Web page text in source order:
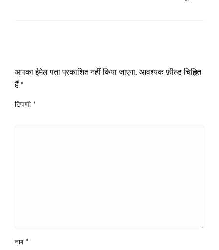
आपका ईमेल पता प्रकाशित नहीं किया जाएगा. आवश्यक फ़ील्ड चिह्नित
हैं *
टिप्पणी *
नाम *